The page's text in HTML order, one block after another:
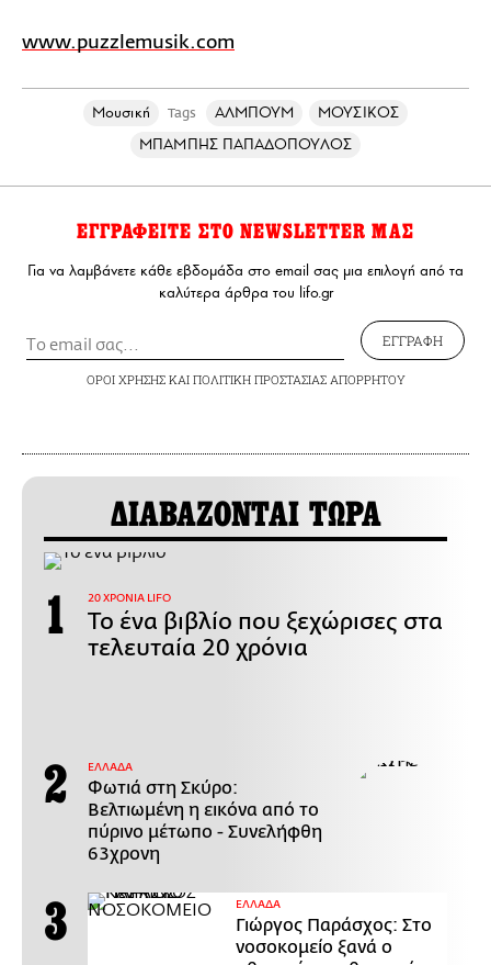
www.puzzlemusik.com
Μουσική Tags ΑΛΜΠΟΥΜ
ΜΟΥΣΙΚΟΣ
ΜΠΑΜΠΗΣ ΠΑΠΑΔΟΠΟΥΛΟΣ
ΕΓΓΡΑΦΕΙΤΕ ΣΤΟ NEWSLETTER ΜΑΣ
Για να λαμβάνετε κάθε εβδομάδα στο email σας μια επιλογή από τα
καλύτερα άρθρα του lifo.gr
ΕΓΓΡΑΦΗ
ΟΡΟΙ ΧΡΗΣΗΣΚΑΙ ΠΟΛΙΤΙΚΗ ΠΡΟΣΤΑΣΙΑΣ ΑΠΟΡΡΗΤΟΥ
ΔΙΑΒΑΖΟΝΤΑΙ ΤΩΡΑ
20 ΧΡΟΝΙΑ LIFO
Το ένα βιβλίο που ξεχώρισες στα
τελευταία 20 χρόνια
ΕΛΛΑΔΑ
Φωτιά στη Σκύρο:
Βελτιωμένη η εικόνα από το
πύρινο μέτωπο - Συνελήφθη
63χρονη
ΕΛΛΑΔΑ
Γιώργος Παράσχος: Στο
νοσοκομείο ξανά ο